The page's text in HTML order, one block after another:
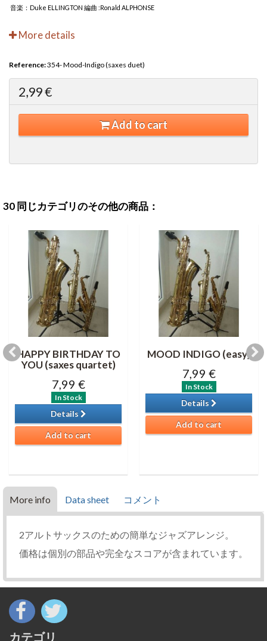
音楽：Duke ELLINGTON 編曲 :Ronald ALPHONSE
More details
Reference:354- Mood-Indigo (saxes duet)
2,99 €
Add to cart
30 同じカテゴリのその他の商品：
HAPPY BIRTHDAY TO
YOU (saxes quartet)
7,99 €
In Stock
Details
Add to cart
MOOD INDIGO (easy)
7,99 €
In Stock
Details
Add to cart
More info Data sheet コメント
2アルトサックスのための簡単なジャズアレンジ。
価格は個別の部品や完全なスコアが含まれています。
カテゴリ